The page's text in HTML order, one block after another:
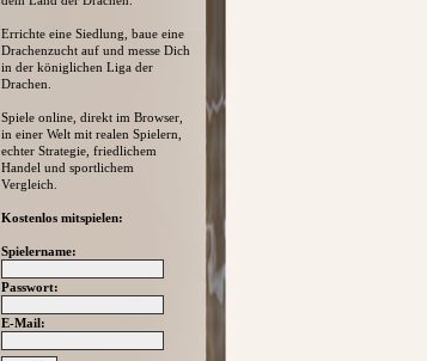
Errichte eine Siedlung, baue eine
Drachenzucht auf und messe Dich
in der königlichen Liga der
Drachen.
Spiele online, direkt im Browser,
in einer Welt mit realen Spielern,
echter Strategie, friedlichem
Handel und sportlichem
Vergleich.
Kostenlos mitspielen:
Spielername:
Passwort:
E-Mail: